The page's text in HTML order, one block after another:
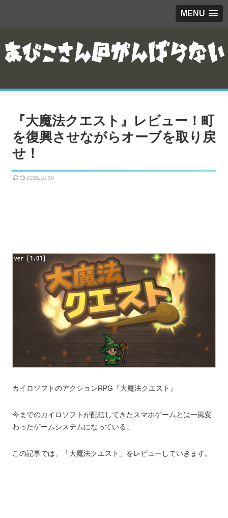
MENU
『大魔法クエスト』レビュー！町
を復興させながらオーブを取り戻
せ！
2018.10.30
カイロソフトのアクションRPG『大魔法クエスト』
今までのカイロソフトが配信してきたスマホゲームとは一風変
わったゲームシステムになっている。
この記事では、「大魔法クエスト」をレビューしていきます。